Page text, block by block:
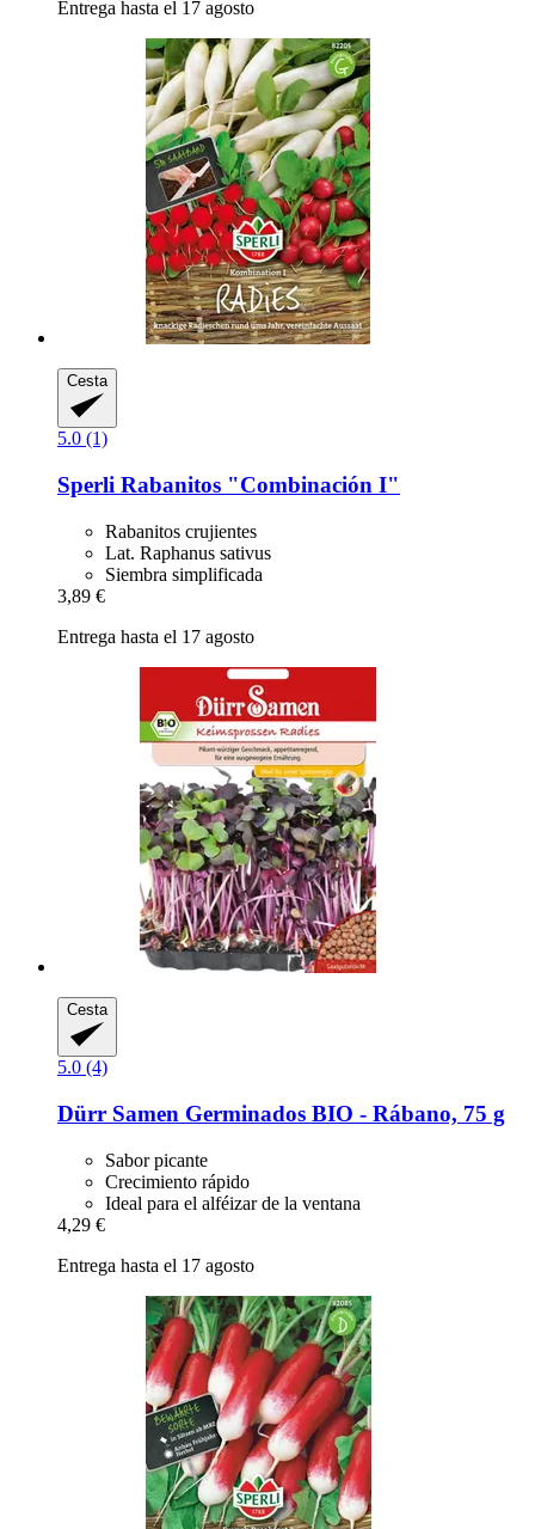
Entrega hasta el 17 agosto
Cesta
5.0 (1)
Sperli Rabanitos "Combinación I"
Rabanitos crujientes
Lat. Raphanus sativus
Siembra simplificada
3,89 €
Entrega hasta el 17 agosto
Cesta
5.0 (4)
Dürr Samen Germinados BIO -​ Rábano, 75 g
Sabor picante
Crecimiento rápido
Ideal para el alféizar de la ventana
4,29 €
Entrega hasta el 17 agosto